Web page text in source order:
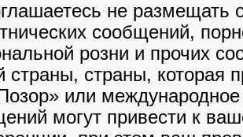
не размещать
сообщений,
розни и прочих
страны, страны, которая
или
могут привести к